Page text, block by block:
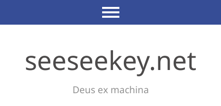
seeseekey.net
Deus ex machina